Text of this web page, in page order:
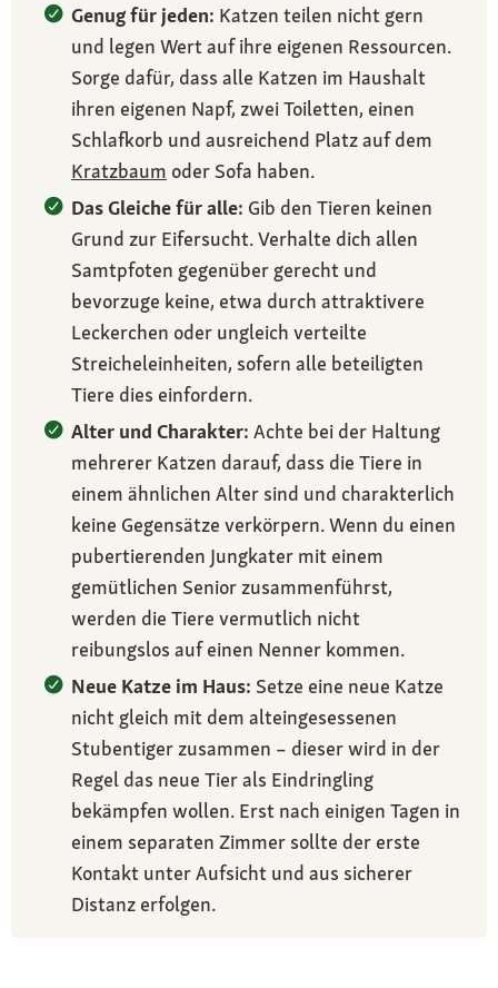
Genug für jeden: Katzen teilen nicht gern
und legen Wert auf ihre eigenen Ressourcen.
Sorge dafür, dass alle Katzen im Haushalt
ihren eigenen Napf, zwei Toiletten, einen
Schlafkorb und ausreichend Platz auf dem
Kratzbaum oder Sofa haben.
Das Gleiche für alle: Gib den Tieren keinen
Grund zur Eifersucht. Verhalte dich allen
Samtpfoten gegenüber gerecht und
bevorzuge keine, etwa durch attraktivere
Leckerchen oder ungleich verteilte
Streicheleinheiten, sofern alle beteiligten
Tiere dies einfordern.
Alter und Charakter: Achte bei der Haltung
mehrerer Katzen darauf, dass die Tiere in
einem ähnlichen Alter sind und charakterlich
keine Gegensätze verkörpern. Wenn du einen
pubertierenden Jungkater mit einem
gemütlichen Senior zusammenführst,
werden die Tiere vermutlich nicht
reibungslos auf einen Nenner kommen.
Neue Katze im Haus: Setze eine neue Katze
nicht gleich mit dem alteingesessenen
Stubentiger zusammen – dieser wird in der
Regel das neue Tier als Eindringling
bekämpfen wollen. Erst nach einigen Tagen in
einem separaten Zimmer sollte der erste
Kontakt unter Aufsicht und aus sicherer
Distanz erfolgen.